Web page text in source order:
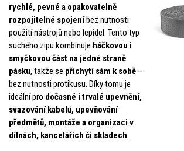
rychlé, pevné a opakovatelně
rozpojitelné spojeníbez nutnosti
použití nástrojů nebo lepidel. Tento typ
suchého zipu kombinuje háčkovou i
smyčkovou část na jedné straně
pásku, takže se přichytí sám k sobě –
bez nutnosti protikusu. Díky tomu je
ideální pro dočasné i trvalé upevnění,
svazování kabelů, upevňování
předmětů, montáže a organizaci v
dílnách, kancelářích či skladech.